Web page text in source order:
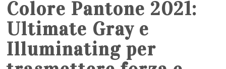
Colore Pantone 2021:
Ultimate Gray e
Illuminating per